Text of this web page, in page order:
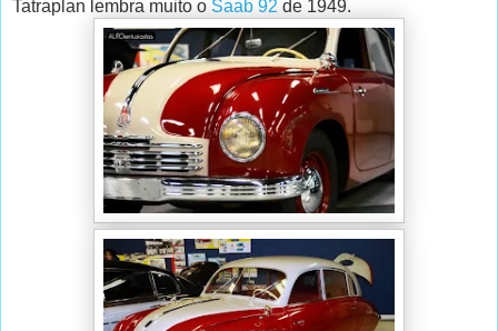
Tatraplan lembra muito o Saab 92 de 1949.